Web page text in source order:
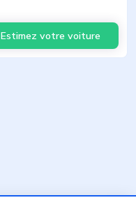
Estimez votre voiture